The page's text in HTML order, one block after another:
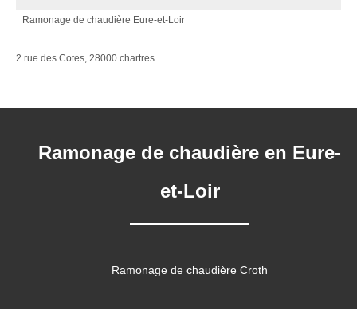
Ramonage de chaudière Eure-et-Loir
2 rue des Cotes, 28000 chartres
Ramonage de chaudière en Eure-
et-Loir
Ramonage de chaudière Croth